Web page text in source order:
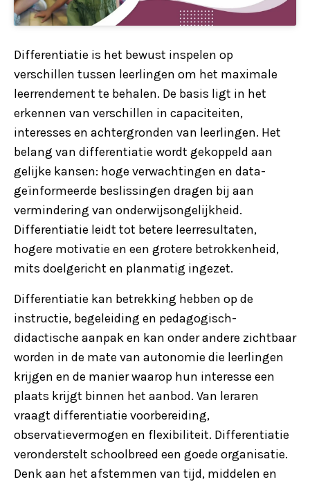
Differentiatie is het bewust inspelen op
verschillen tussen leerlingen om het maximale
leerrendement te behalen. De basis ligt in het
erkennen van verschillen in capaciteiten,
interesses en achtergronden van leerlingen. Het
belang van differentiatie wordt gekoppeld aan
gelijke kansen: hoge verwachtingen en data-
geïnformeerde beslissingen dragen bij aan
vermindering van onderwijsongelijkheid.
Differentiatie leidt tot betere leerresultaten,
hogere motivatie en een grotere betrokkenheid,
mits doelgericht en planmatig ingezet.
Differentiatie kan betrekking hebben op de
instructie, begeleiding en pedagogisch-
didactische aanpak en kan onder andere zichtbaar
worden in de mate van autonomie die leerlingen
krijgen en de manier waarop hun interesse een
plaats krijgt binnen het aanbod. Van leraren
vraagt differentiatie voorbereiding,
observatievermogen en flexibiliteit. Differentiatie
veronderstelt schoolbreed een goede organisatie.
Denk aan het afstemmen van tijd, middelen en